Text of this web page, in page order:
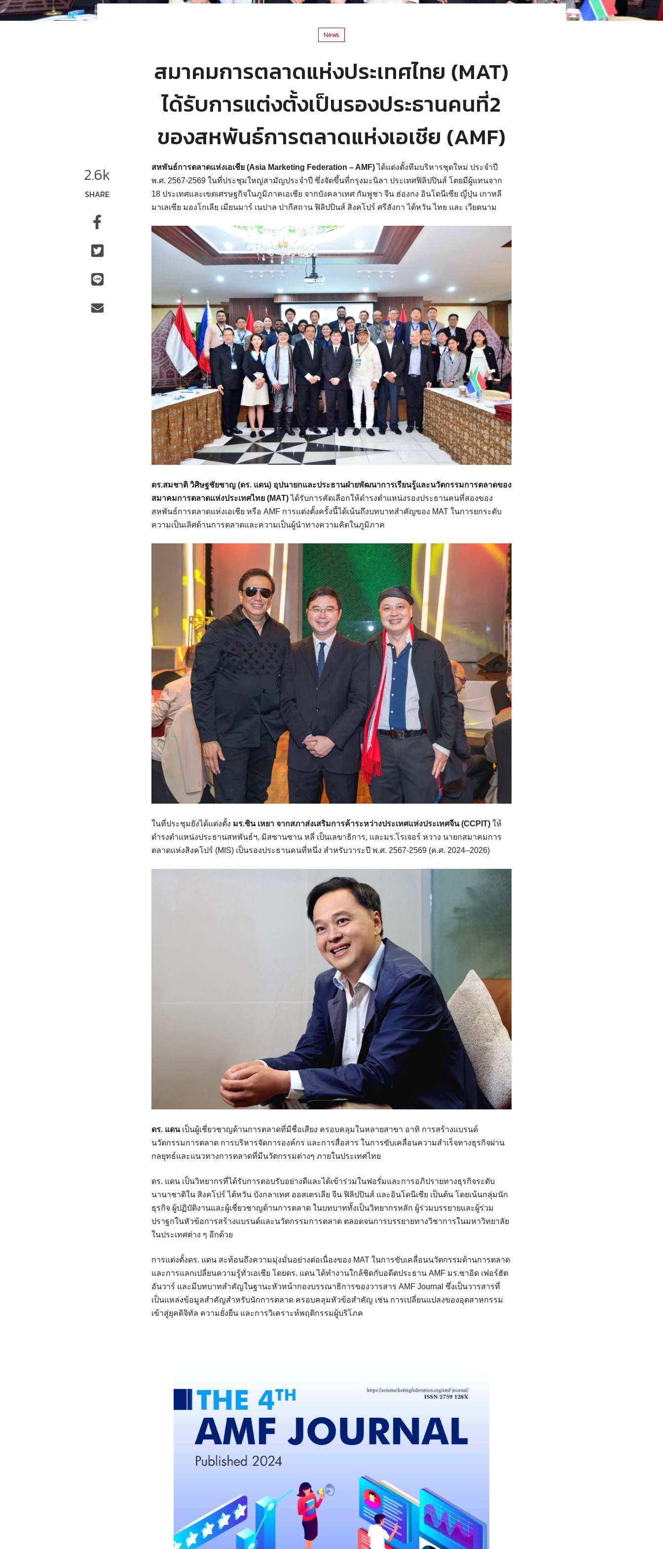
News
สมาคมการตลาดแห่งประเทศไทย (MAT)
ได้รับการแต่งตั้งเป็นรองประธานคนที่2
ของสหพันธ์การตลาดแห่งเอเชีย (AMF)
2.6k
SHARE
สหพันธ์การตลาดแห่งเอเชีย (Asia Marketing Federation – AMF)ได้แต่งตั้งทีมบริหารชุดใหม่ ประจำปี
พ.ศ. 2567-2569 ในที่ประชุมใหญ่สามัญประจำปี ซึ่งจัดขึ้นที่กรุงมะนิลา ประเทศฟิลิปปินส์ โดยมีผู้แทนจาก
18 ประเทศและเขตเศรษฐกิจในภูมิภาคเอเชีย จากบังคลาเทศ กัมพูชา จีน ฮ่องกง อินโดนีเซีย ญี่ปุ่น เกาหลี
มาเลเซีย มองโกเลีย เมียนมาร์ เนปาล ปากีสถาน ฟิลิปปินส์ สิงคโปร์ ศรีลังกา ไต้หวัน ไทย และ เวียดนาม
ดร.สมชาติ วิศิษฐชัยชาญ (ดร. แดน) อุปนายกและประธานฝ่ายพัฒนาการเรียนรู้และนวัตกรรมการตลาดของ
สมาคมการตลาดแห่งประเทศไทย (MAT)ได้รับการคัดเลือกให้ดำรงตำแหน่งรองประธานคนที่สองของ
สหพันธ์การตลาดแห่งเอเชีย หรือ AMF การแต่งตั้งครั้งนี้ได้เน้นถึงบทบาทสำคัญของ MAT ในการยกระดับ
ความเป็นเลิศด้านการตลาดและความเป็นผู้นำทางความคิดในภูมิภาค
ในที่ประชุมยังได้แต่งตั้ง มร.ซิน เหยา จากสภาส่งเสริมการค้าระหว่างประเทศแห่งประเทศจีน (CCPIT) ให้
ดำรงตำแหน่งประธานสหพันธ์ฯ, มิสซานซาน หลี่ เป็นเลขาธิการ, และมร.โรเจอร์ หวาง นายกสมาคมการ
ตลาดแห่งสิงคโปร์ (MIS) เป็นรองประธานคนที่หนึ่ง สำหรับวาระปี พ.ศ. 2567-2569 (ค.ศ. 2024–2026)
ดร. แดนเป็นผู้เชี่ยวชาญด้านการตลาดที่มีชื่อเสียง ครอบคลุมในหลายสาขา อาทิ การสร้างแบรนด์
นวัตกรรมการตลาด การบริหารจัดการองค์กร และการสื่อสาร ในการขับเคลื่อนความสำเร็จทางธุรกิจผ่าน
กลยุทธ์และแนวทางการตลาดที่มีนวัตกรรมต่างๆ ภายในประเทศไทย
ดร. แดน เป็นวิทยากรที่ได้รับการตอบรับอย่างดีและได้เข้าร่วมในฟอรั่มและการอภิปรายทางธุรกิจระดับ
นานาชาติใน สิงคโปร์ ไต้หวัน บังกลาเทศ ออสเตรเลีย จีน ฟิลิปปินส์ และอินโดนีเซีย เป็นต้น โดยเน้นกลุ่มนัก
ธุรกิจ ผู้ปฏิบัติงานและผู้เชี่ยวชาญด้านการตลาด ในบทบาททั้งเป็นวิทยากรหลัก ผู้ร่วมบรรยายและผู้ร่วม
ปราฐกในหัวข้อการสร้างแบรนด์และนวัตกรรมการตลาด ตลอดจนการบรรยายทางวิชาการในมหาวิทยาลัย
ในประเทศต่าง ๆ อีกด้วย
การแต่งตั้งดร. แดน สะท้อนถึงความมุ่งมั่นอย่างต่อเนื่องของ MAT ในการขับเคลื่อนนวัตกรรมด้านการตลาด
และการแลกเปลี่ยนความรู้ทั่วเอเชีย โดยดร. แดน ได้ทำงานใกล้ชิดกับอดีตประธาน AMF มร.ซาอิด เฟอร์ฮัต
อันวาร์ และมีบทบาทสำคัญในฐานะหัวหน้ากองบรรณาธิการของวารสาร AMF Journal ซึ่งเป็นวารสารที่
เป็นแหล่งข้อมูลสำคัญสำหรับนักการตลาด ครอบคลุมหัวข้อสำคัญ เช่น การเปลี่ยนแปลงของอุตสาหกรรม
เข้าสู่ยุคดิจิทัล ความยั่งยืน และการวิเคราะห์พฤติกรรมผู้บริโภค